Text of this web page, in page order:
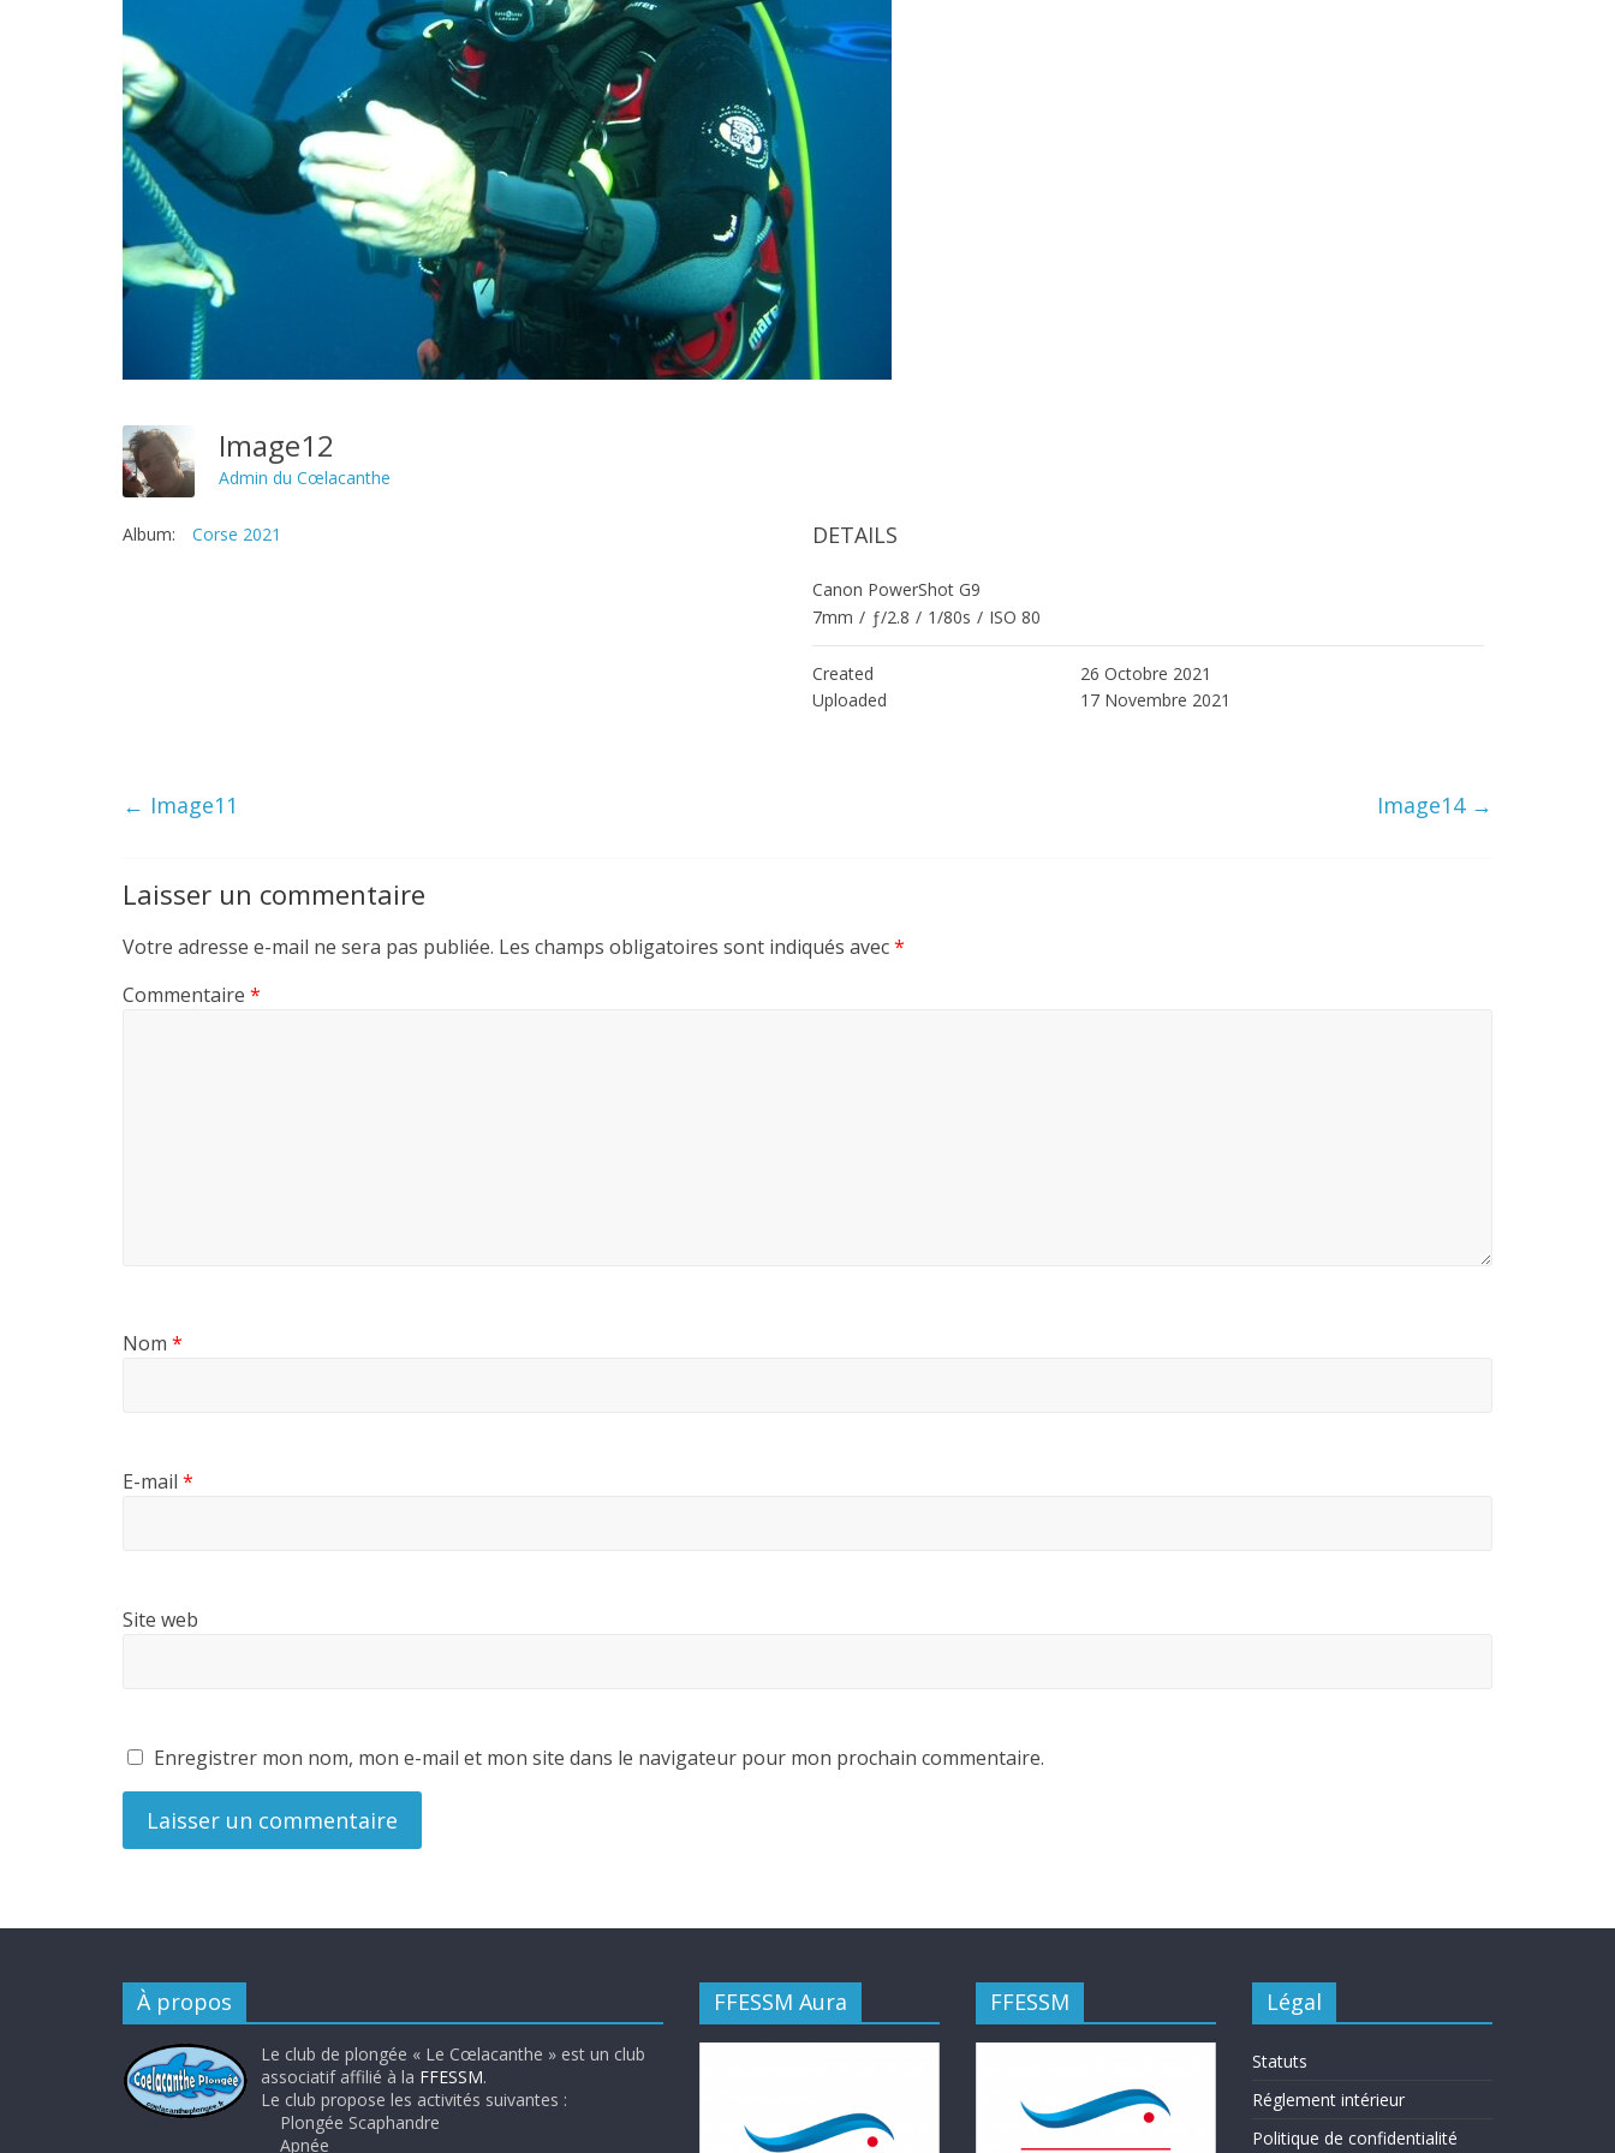
Image12
Admin du Cœlacanthe
Album: Corse 2021 DETAILS
Canon PowerShot G9
7mm / ƒ/2.8 / 1/80s / ISO 80
Created
26 Octobre 2021
Uploaded
17 Novembre 2021
← Image11 Image14 →
Laisser un commentaire
Votre adresse e-mail ne sera pas publiée. Les champs obligatoires sont indiqués avec*
Commentaire *
Nom *
E-mail *
Site web
Enregistrer mon nom, mon e-mail et mon site dans le navigateur pour mon prochain commentaire.
À propos
Le club de plongée « Le Cœlacanthe » est un club
associatif affilié à la FFESSM.
Le club propose les activités suivantes :
Plongée Scaphandre
Apnée
FFESSM Aura FFESSM Légal
Statuts
Réglement intérieur
Politique de confidentialité